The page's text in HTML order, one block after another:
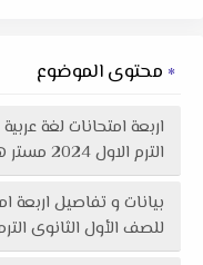
محتوى الموضوع
اربعة امتحانات لغة
الترم الاول 2024 مستر هانى الكردونى
بيانات و تفاصيل اربعة
للصف الأول الثانوى الترم الاول 2024 مستر